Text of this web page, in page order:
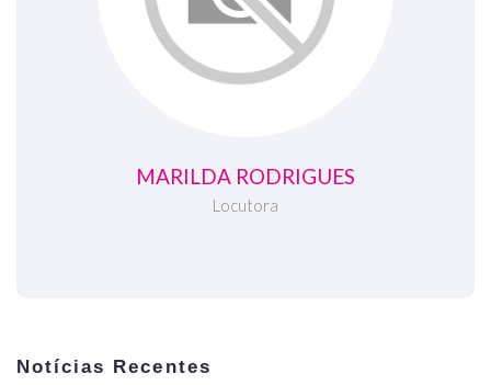
MARILDA RODRIGUES
Locutora
Notícias Recentes